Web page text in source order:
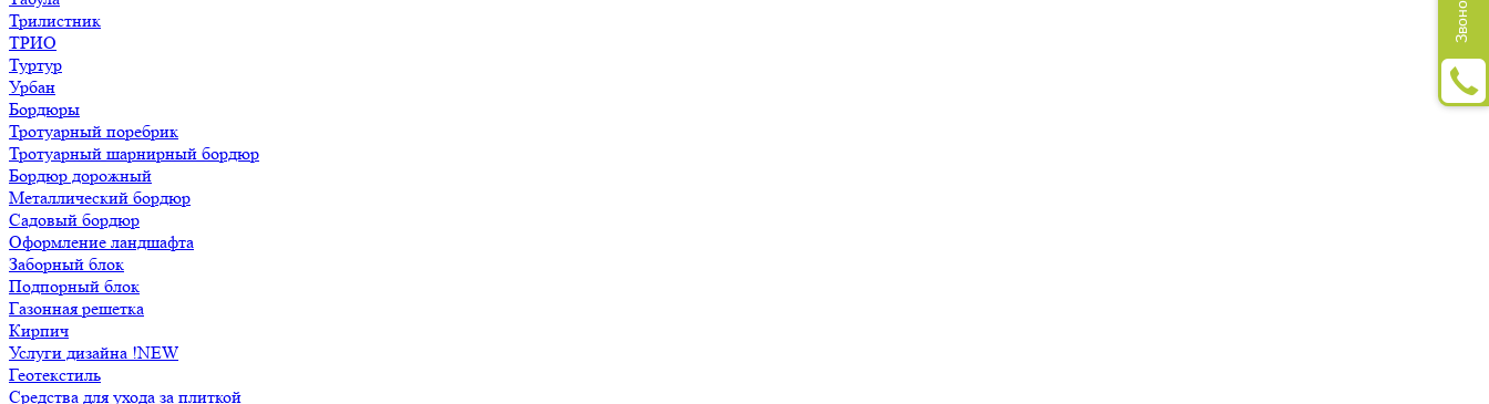
Трилистник
ТРИО
Туртур
Урбан
Бордюры
Тротуарный поребрик
Тротуарный шарнирный бордюр
Бордюр дорожный
Металлический бордюр
Садовый бордюр
Оформление ландшафта
Заборный блок
Подпорный блок
Газонная решетка
Кирпич
Услуги дизайна !NEW
Геотекстиль
Средства для ухода за плиткой